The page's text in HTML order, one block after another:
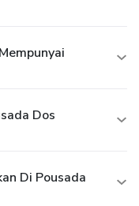
Dos
Di Pousada